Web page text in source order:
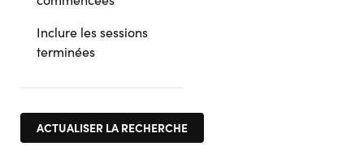
Inclure les sessions
terminées